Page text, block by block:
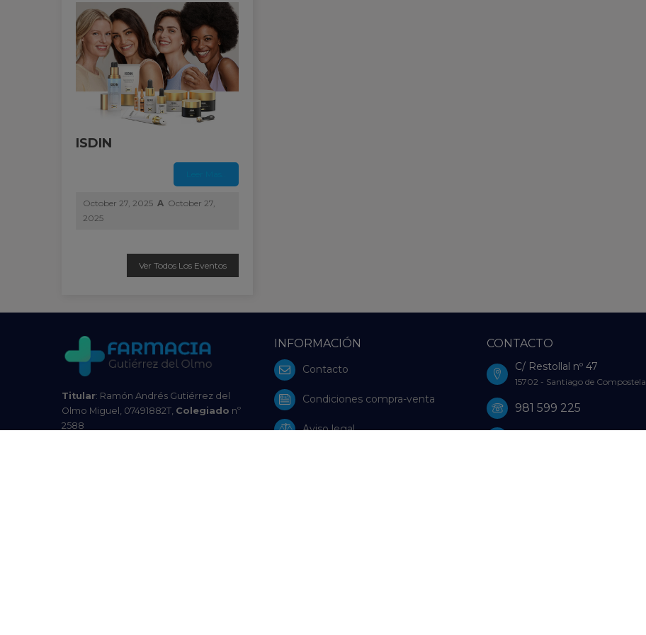
ISDIN
October 27, 2025 A October 27,
2025
Ver Todos Los Eventos
Titular: Ramón Andrés Gutiérrez del
Olmo Miguel, 07491882T, Colegiado nº
2588
INFORMACIÓN
Contacto
Condiciones compra-venta
Aviso legal
CONTACTO
C/ Restollal nº 47
15702 - Santiago de Compostela
981 599 225